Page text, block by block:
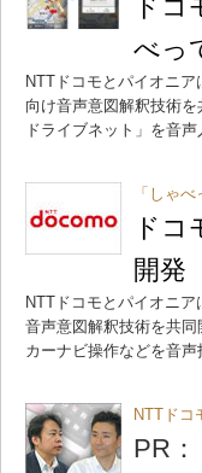
ド
べっ
NTTドコモとパイオニ
向け音声意図解釈技術
ドライブネット」を音
「しゃ
ドコ
開発
NTTドコモとパイオニ
音声意図解釈技術を共
カーナビ操作などを音声
NTTドコ
PR：